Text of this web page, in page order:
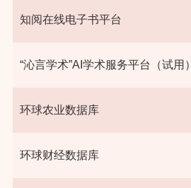
知阅在线电子书平台
“沁言学术”AI学术服务平台（试用）
环球农业数据库
环球财经数据库